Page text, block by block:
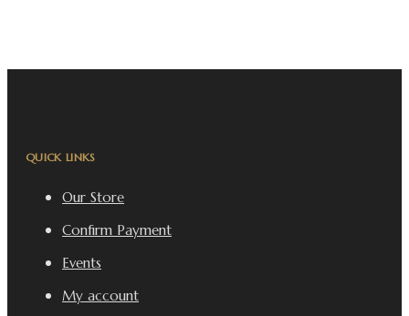
QUICK LINKS
Our Store
Confirm Payment
Events
My account